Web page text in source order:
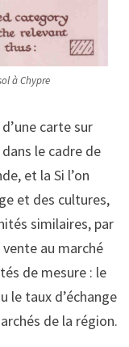
à Chypre
carte sur
le cadre de
et la Si l’on
et des cultures,
similaires, par
au marché
de mesure : le
le taux d’échange
de la région.